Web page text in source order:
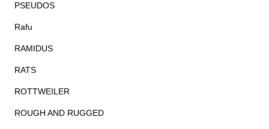
PSEUDOS
Rafu
RAMIDUS
RATS
ROTTWEILER
ROUGH AND RUGGED